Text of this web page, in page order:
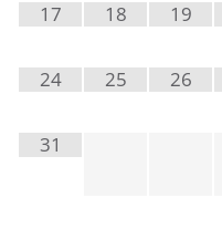
17 18 19
24 25 26
31